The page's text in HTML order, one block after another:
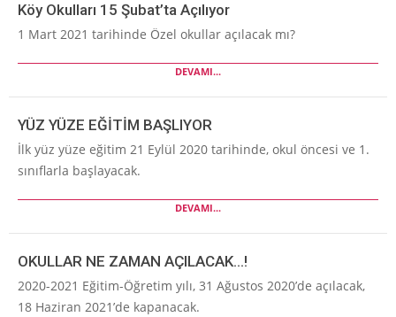
Köy Okulları 15 Şubat’ta Açılıyor
1 Mart 2021 tarihinde Özel okullar açılacak mı?
DEVAMI...
YÜZ YÜZE EĞİTİM BAŞLIYOR
İlk yüz yüze eğitim 21 Eylül 2020 tarihinde, okul öncesi ve 1.
sınıflarla başlayacak.
DEVAMI...
OKULLAR NE ZAMAN AÇILACAK…!
2020-2021 Eğitim-Öğretim yılı, 31 Ağustos 2020’de açılacak,
18 Haziran 2021’de kapanacak.